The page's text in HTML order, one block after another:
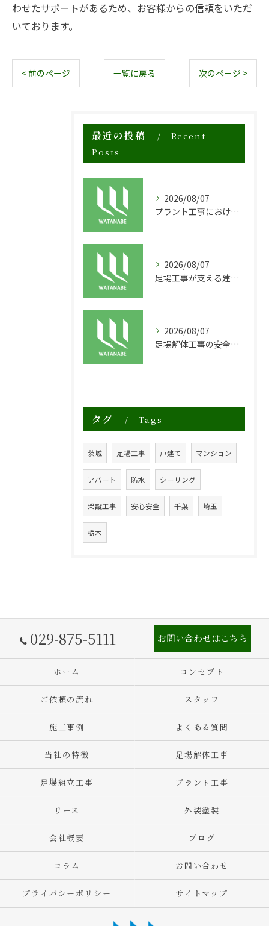
わせたサポートがあるため、お客様からの信頼をいただ
いております。
< 前のページ 一覧に戻る 次のページ >
最近の投稿
Recent
Posts
2026/08/07
プラント工事における足場工事の安全対策と施工の重要性
2026/08/07
足場工事が支える建物の長寿命化と外装塗装の重要性
2026/08/07
足場解体工事の安全性と効率化のポイント
タグ Tags
茨城 足場工事 戸建て マンション
アパート 防水 シーリング
架設工事 安心安全 千葉 埼玉
栃木
029-875-5111 お問い合わせはこちら
ホーム コンセプト
ご依頼の流れ スタッフ
施工事例 よくある質問
当社の特徴 足場解体工事
足場組立工事 プラント工事
リース 外装塗装
会社概要 ブログ
コラム お問い合わせ
プライバシーポリシー サイトマップ